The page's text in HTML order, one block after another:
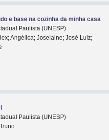
e base na cozinha da minha casa
Paulista (UNESP)
Angélica; Joselaine; José Luiz;
Paulista (UNESP)